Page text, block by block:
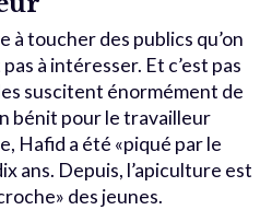
à toucher des publics qu’on
à intéresser. Et c’est pas
suscitent énormément de
bénit pour le travailleur
Hafid a été «piqué par le
ans. Depuis, l’apiculture est
des jeunes.